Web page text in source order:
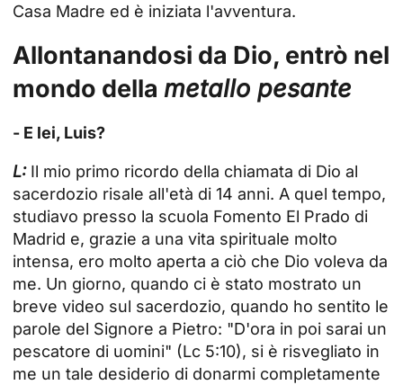
Casa Madre ed è iniziata l'avventura.
Allontanandosi da Dio, entrò nel
mondo della metallo pesante
- E lei, Luis?
L:Il mio primo ricordo della chiamata di Dio al
sacerdozio risale all'età di 14 anni. A quel tempo,
studiavo presso la scuola Fomento El Prado di
Madrid e, grazie a una vita spirituale molto
intensa, ero molto aperta a ciò che Dio voleva da
me. Un giorno, quando ci è stato mostrato un
breve video sul sacerdozio, quando ho sentito le
parole del Signore a Pietro: "D'ora in poi sarai un
pescatore di uomini" (Lc 5:10), si è risvegliato in
me un tale desiderio di donarmi completamente